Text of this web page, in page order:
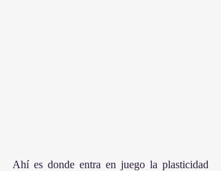
Ahí es donde entra en juego la plasticidad